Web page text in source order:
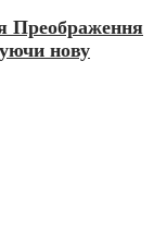
Преображення
нову